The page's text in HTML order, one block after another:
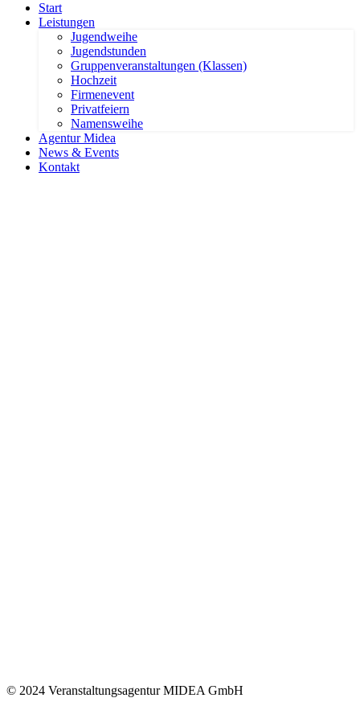
Start
Leistungen
Jugendweihe
Jugendstunden
Gruppenveranstaltungen (Klassen)
Hochzeit
Firmenevent
Privatfeiern
Namensweihe
Agentur Midea
News & Events
Kontakt
© 2024 Veranstaltungsagentur MIDEA GmbH